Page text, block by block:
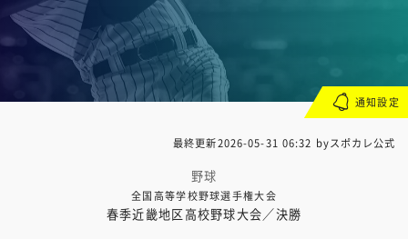
最終更新2026-05-31 06:32 byスポカレ公式
野球
全国高等学校野球選手権大会
春季近畿地区高校野球大会／決勝
通知設定